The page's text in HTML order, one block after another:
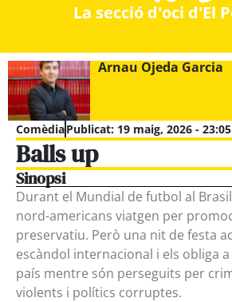
La secció d'oci d'El
Arnau Ojeda Garcia
ComèdiaPublicat: 19 maig, 2026 - 23:05
Balls up
Sinopsi
Durant el Mundial de futbol al
nord-americans viatgen per
preservatiu. Però una nit de festa
escàndol internacional i els obliga
país mentre són perseguits per
violents i polítics corruptes.